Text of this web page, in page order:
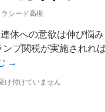
ラシード高槻
休への意欲は伸び悩
プ関税が実施されれ
→
け付けていません